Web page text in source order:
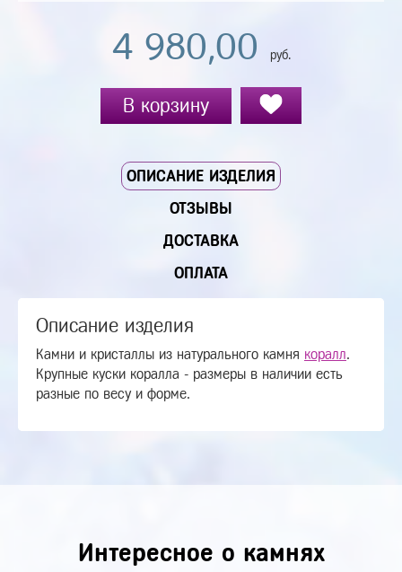
4 980,00 руб.
В корзину
ОПИСАНИЕ ИЗДЕЛИЯ
ОТЗЫВЫ
ДОСТАВКА
ОПЛАТА
Описание изделия
Камни и кристаллы из натурального камня коралл.
Крупные куски коралла - размеры в наличии есть
разные по весу и форме.
Интересное о камнях